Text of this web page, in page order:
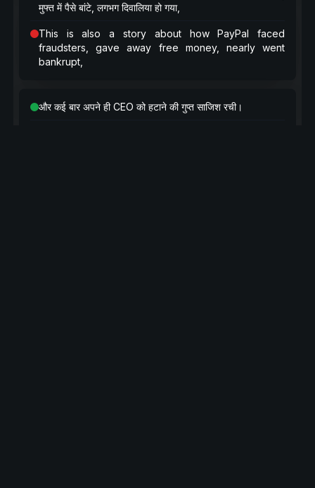
मुफ्त में पैसे बांटे, लगभग दिवालिया हो गया,
This is also a story about how PayPal faced
fraudsters, gave away free money, nearly went
bankrupt,
और कई बार अपने ही CEO को हटाने की गुप्त साजिश रची।